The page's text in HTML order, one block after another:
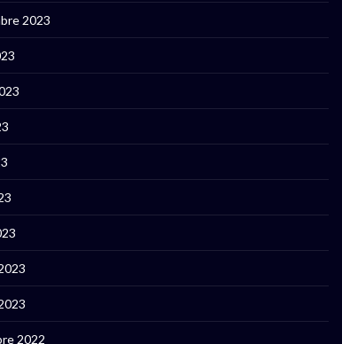
2023
2022